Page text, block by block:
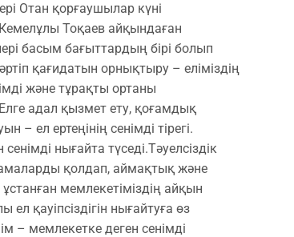
Отан қорғаушылар күні
Тоқаев айқындаған
басым бағыттардың бірі болып
қағидатын орнықтыру – еліміздің
және тұрақты ортаны
адал қызмет ету, қоғамдық
ел ертеңінің сенімді тірегі.
нығайта түседі. ​Тәуелсіздік
қолдап, аймақтық және
мемлекетіміздің айқын
қауіпсіздігін нығайтуға өз
– мемлекетке деген сенімді